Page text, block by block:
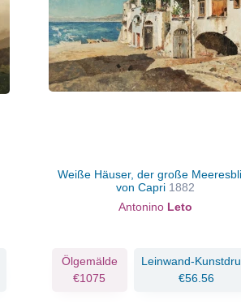
Weiße Häuser, der große
von Capri 1882
Antonino Leto
Ölgemälde
€1075
Leinwand-
€56.56